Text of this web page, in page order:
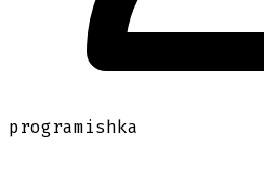
programishka